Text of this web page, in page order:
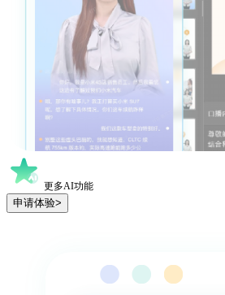
更多AI功能
申请体验>